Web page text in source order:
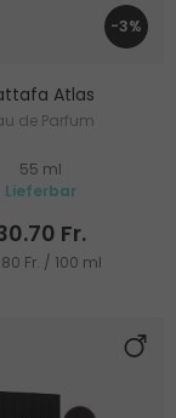
-3%
Atlas
de Parfum
55 ml
Lieferbar
Fr.
Fr. / 100 ml